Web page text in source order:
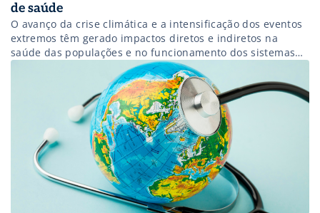
de saúde
O avanço da crise climática e a intensificação dos eventos
extremos têm gerado impactos diretos e indiretos na
saúde das populações e no funcionamento dos sistemas
de saúde público e privado, colocando a saúde mundial
em alerta e evidenciando a necessidade de integrar a
saúde em todas as políticas climáticas, além de fortalecer
a resiliência […]